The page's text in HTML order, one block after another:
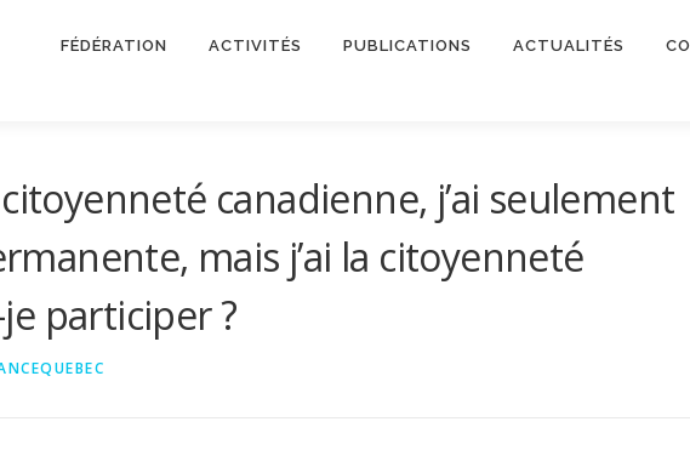
FÉDÉRATION ACTIVITÉS PUBLICATIONS ACTUALITÉS
citoyenneté canadienne, j’ai seulement
mais j’ai la citoyenneté
participer ?